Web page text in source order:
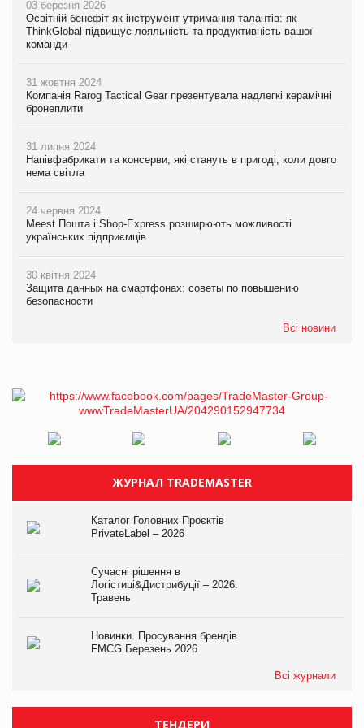
03 березня 2026
Освітній бенефіт як інструмент утримання талантів: як
ThinkGlobal підвищує лояльність та продуктивність вашої
команди
31 жовтня 2024
Компанія Rarog Tactical Gear презентувала надлегкі керамічні
бронеплити
31 липня 2024
Напівфабрикати та консерви, які стануть в пригоді, коли довго
нема світла
24 червня 2024
Meest Пошта і Shop-Express розширюють можливості
українських підприємців
30 квітня 2024
Защита данных на смартфонах: советы по повышению
безопасности
Всі новини
ЖУРНАЛ TRADEMASTER
Каталог Головних Проєктів
PrivateLabel – 2026
Сучасні рішення в
Логістиці&Дистрибуції – 2026.
Травень
Новинки. Просування брендів
FMCG.Березень 2026
Всі журнали
ТЕНДЕРИ